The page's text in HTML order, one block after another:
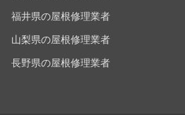
福井県の屋根修理業者
山梨県の屋根修理業者
長野県の屋根修理業者